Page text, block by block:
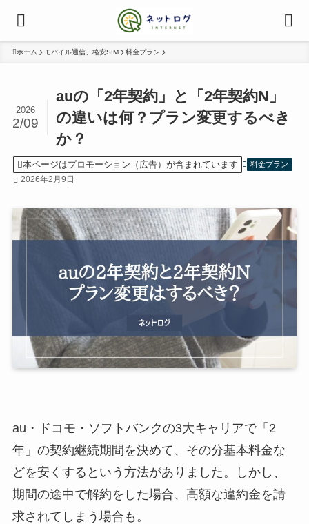
ホーム モバイル通信、格安SIM 料金プラン
auの「2年契約」と「2年契約N」
の違いは何？プラン変更するべき
か？
2026
2/09
本ページはプロモーション（広告）が含まれています 料金プラン
2026年2月9日
au・ドコモ・ソフトバンクの3大キャリアで「2
年」の契約継続期間を決めて、その分基本料金な
どを安くするという方法がありました。しかし、
期間の途中で解約をした場合、高額な違約金を請
求されてしまう場合も。